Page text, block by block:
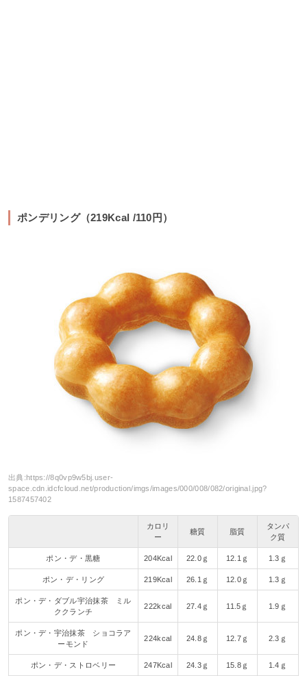
ポンデリング（219Kcal /110円）
出典:https://8q0vp9w5bj.user-
space.cdn.idcfcloud.net/production/imgs/images/000/008/082/original.jpg?
1587457402
カロリ
ー
糖質 脂質
タンパ
ク質
ポン・デ・黒糖 204Kcal 22.0ｇ 12.1ｇ 1.3ｇ
ポン・デ・リング 219Kcal 26.1ｇ 12.0ｇ 1.3ｇ
ポン・デ・ダブル宇治抹茶 ミル
ククランチ
222kcal 27.4ｇ 11.5ｇ 1.9ｇ
ポン・デ・宇治抹茶 ショコラア
ーモンド
224kcal 24.8ｇ 12.7ｇ 2.3ｇ
ポン・デ・ストロベリー 247Kcal 24.3ｇ 15.8ｇ 1.4ｇ